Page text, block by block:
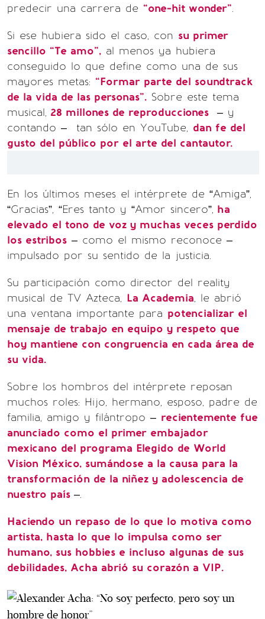
predecir una carrera de “one-hit wonder”.
Si ese hubiera sido el caso, con su primer
sencillo “Te amo”, al menos ya hubiera
conseguido lo que define como una de sus
mayores metas: “Formar parte del soundtrack
de la vida de las personas”. Sobre este tema
musical, 28 millones de reproducciones
– y
contando – tan sólo en YouTube, dan fe del
gusto del público por el arte del cantautor.
En los últimos meses el intérprete de “Amiga”,
“Gracias”, “Eres tanto y “Amor sincero”, ha
elevado el tono de voz y muchas veces perdido
los estribos – como el mismo reconoce –
impulsado por su sentido de la justicia.
Su participación como director del reality
musical de TV Azteca, La Academia, le abrió
una ventana importante para potencializar el
mensaje de trabajo en equipo y respeto que
hoy mantiene con congruencia en cada área de
su vida.
Sobre los hombros del intérprete reposan
muchos roles: Hijo, hermano, esposo, padre de
familia, amigo y filántropo – recientemente fue
anunciado como el primer embajador
mexicano del programa Elegido de World
Vision México, sumándose a la causa para la
transformación de la niñez y adolescencia de
nuestro país ­­ –.
Haciendo un repaso de lo que lo motiva como
artista, hasta lo que lo impulsa como ser
humano, sus hobbies e incluso algunas de sus
debilidades, Acha abrió su corazón a VIP.